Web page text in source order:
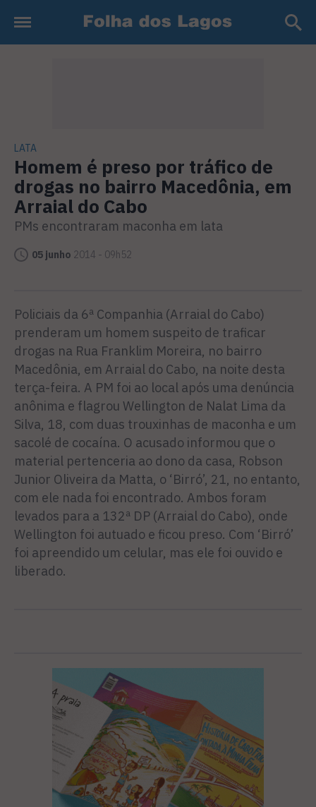
LATA
Homem é preso por tráfico de
drogas no bairro Macedônia, em
Arraial do Cabo
PMs encontraram maconha em lata
05 junho 2014 - 09h52
Policiais da 6ª Companhia (Arraial do Cabo)
prenderam um homem suspeito de traficar
drogas na Rua Franklim Moreira, no bairro
Macedônia, em Arraial do Cabo, na noite desta
terça-feira. A PM foi ao local após uma denúncia
anônima e flagrou Wellington de Nalat Lima da
Silva, 18, com duas trouxinhas de maconha e um
sacolé de cocaína. O acusado informou que o
material pertenceria ao dono da casa, Robson
Junior Oliveira da Matta, o ‘Birró’, 21, no entanto,
com ele nada foi encontrado. Ambos foram
levados para a 132ª DP (Arraial do Cabo), onde
Wellington foi autuado e ficou preso. Com ‘Birró’
foi apreendido um celular, mas ele foi ouvido e
liberado.